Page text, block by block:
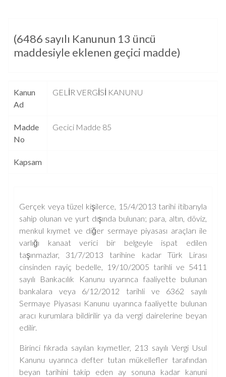
(6486 sayılı Kanunun 13 üncü
maddesiyle eklenen geçici madde)
Kanun
Ad
GELİR VERGİSİ KANUNU
Madde
No
Gecici Madde 85
Kapsam
Gerçek veya tüzel kişilerce, 15/4/2013 tarihi itibarıyla
sahip olunan ve yurt dışında bulunan; para, altın, döviz,
menkul kıymet ve diğer sermaye piyasası araçları ile
varlığı kanaat verici bir belgeyle ispat edilen
taşınmazlar, 31/7/2013 tarihine kadar Türk Lirası
cinsinden rayiç bedelle, 19/10/2005 tarihli ve 5411
sayılı Bankacılık Kanunu uyarınca faaliyette bulunan
bankalara veya 6/12/2012 tarihli ve 6362 sayılı
Sermaye Piyasası Kanunu uyarınca faaliyette bulunan
aracı kurumlara bildirilir ya da vergi dairelerine beyan
edilir.
Birinci fıkrada sayılan kıymetler, 213 sayılı Vergi Usul
Kanunu uyarınca defter tutan mükellefler tarafından
beyan tarihini takip eden ay sonuna kadar kanuni